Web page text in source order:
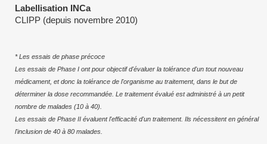
Labellisation INCa
​CLIPP (depuis novembre 2010)
* Les essais de phase précoce
Les essais de Phase I ont pour objectif d'évaluer la tolérance d'un tout nouveau
médicament, et donc la tolérance de l'organisme au traitement, dans le but de
déterminer la dose recommandée. Le traitement évalué est administré à un petit
nombre de malades (10 à 40).
Les essais de Phase II évaluent l'efficacité d'un traitement. Ils nécessitent en général
l'inclusion de 40 à 80 malades.